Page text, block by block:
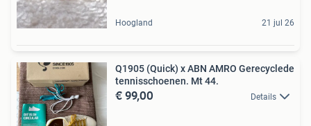
Hoogland 21 jul 26
Q1905 (Quick) x ABN AMRO Gerecyclede
tennisschoenen. Mt 44.
€ 99,00 Details